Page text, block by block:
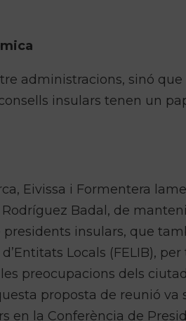
administracions, sinó que
insulars tenen un
Eivissa i Formentera
Rodríguez Badal, de
insulars, que
Locals (FELIB), per
preocupacions dels
proposta de reunió va
en la Conferència de